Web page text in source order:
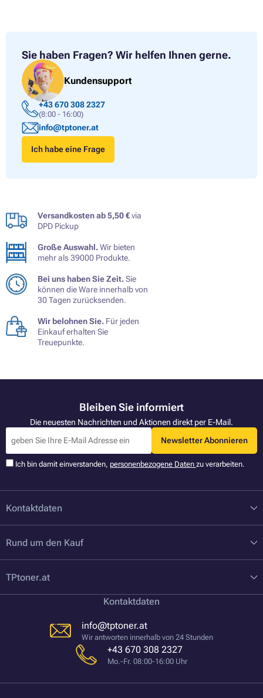
Sie haben Fragen? Wir helfen Ihnen gerne.
Kundensupport
+43 670 308 2327
(8:00 - 16:00)
info@tptoner.at
Ich habe eine Frage
Versandkosten ab 5,50 €via
DPD Pickup
Große Auswahl.Wir bieten
mehr als 39000 Produkte.
Bei uns haben Sie Zeit.Sie
können die Ware innerhalb von
30 Tagen zurücksenden.
Wir belohnen Sie. Für jeden
Einkauf erhalten Sie
Treuepunkte.
Bleiben Sie informiert
Die neuesten Nachrichten und Aktionen direkt per E-Mail.
Newsletter Abonnieren
Ich bin damit einverstanden, personenbezogene Daten zu verarbeiten.
Kontaktdaten
Rund um den Kauf
TPtoner.at
Kontaktdaten
info@tptoner.at
Wir antworten innerhalb von 24 Stunden
+43 670 308 2327
Mo.-Fr. 08:00-16:00 Uhr